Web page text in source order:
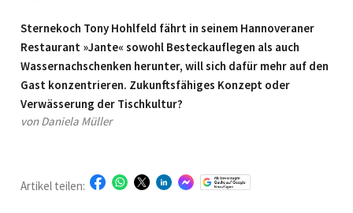
Sternekoch Tony Hohlfeld fährt in seinem Hannoveraner
Restaurant »Jante« sowohl Besteckauflegen als auch
Wassernachschenken herunter, will sich dafür mehr auf den
Gast konzentrieren. Zukunftsfähiges Konzept oder
Verwässerung der Tischkultur?
von Daniela Müller
Artikel teilen: